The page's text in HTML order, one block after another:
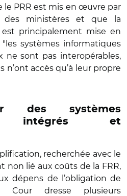
le PRR est mis en œuvre par
des ministères et que la
principalement mise en
systèmes informatiques
ne sont pas interopérables,
accès qu’à leur propre
des systèmes
intégrés et
recherchée avec le
non lié aux coûts de la FRR,
dépens de l’obligation de
Cour dresse plusieurs